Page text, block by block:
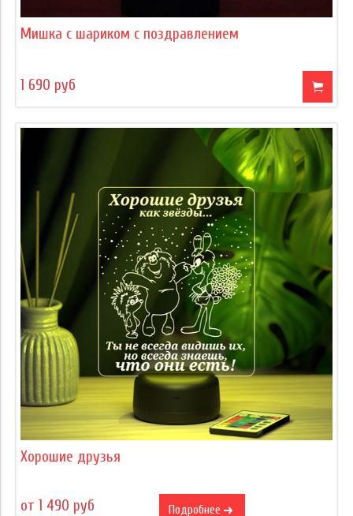
Мишка с шариком с поздравлением
1 690 руб
Хорошие друзья
от 1 490 руб Подробнее